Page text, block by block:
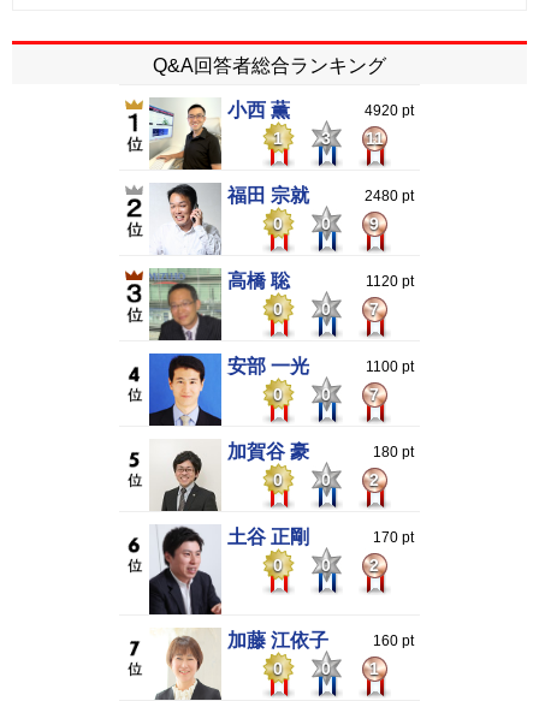
Q&A回答者総合ランキング
小西 薫 4920 pt
1 3 11
福田 宗就 2480 pt
0 0 9
高橋 聡 1120 pt
0 0 7
安部 一光 1100 pt
0 0 7
加賀谷 豪 180 pt
0 0 2
土谷 正剛 170 pt
0 0 2
加藤 江依子 160 pt
0 0 1